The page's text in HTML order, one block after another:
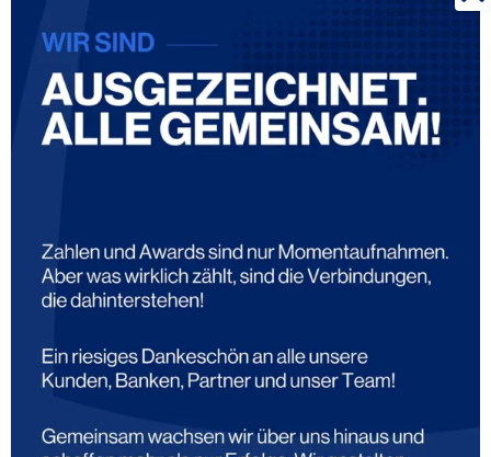
maßgeschneiderte Leasing-Angebote haben wir uns zum Ziel
gesetzt, kleinen und mittelständischen Unternehmen den
Zugang zum Kapitalmarkt so leicht wie möglich zu machen.
kennen die Herausforderungen, denen Sie sich als
Unternehmer stellen müssen – und wir stehen Ihnen zur Seite.
Gemeinsam schaffen wir Erfolgsgeschichten – Ihre